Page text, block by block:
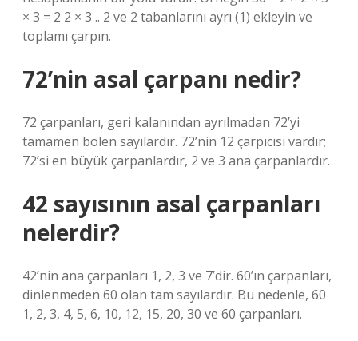
× 3 = 2 2 × 3 .. 2 ve 2 tabanlarını ayrı (1) ekleyin ve
toplamı çarpın.
72’nin asal çarpanı nedir?
72 çarpanları, geri kalanından ayrılmadan 72’yi
tamamen bölen sayılardır. 72’nin 12 çarpıcısı vardır;
72’si en büyük çarpanlardır, 2 ve 3 ana çarpanlardır.
42 sayısının asal çarpanları
nelerdir?
42’nin ana çarpanları 1, 2, 3 ve 7’dir. 60’ın çarpanları,
dinlenmeden 60 olan tam sayılardır. Bu nedenle, 60
1, 2, 3, 4, 5, 6, 10, 12, 15, 20, 30 ve 60 çarpanları.